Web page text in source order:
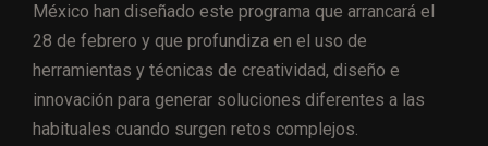
México han diseñado este programa que arrancará el
28 de febrero y que profundiza en el uso de
herramientas y técnicas de creatividad, diseño e
innovación para generar soluciones diferentes a las
habituales cuando surgen retos complejos.